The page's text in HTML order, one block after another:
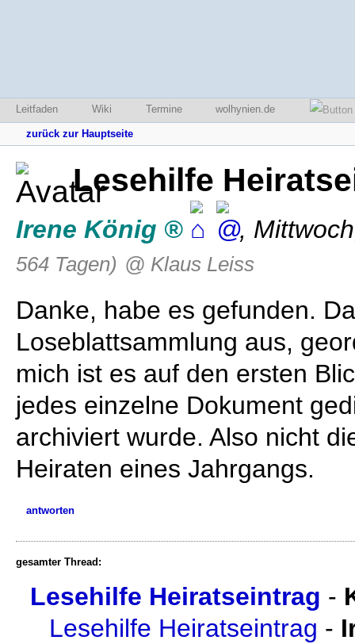
Leitfaden Wiki Termine wolhynien.de
zurück zur Hauptseite
Lesehilfe
Irene König ,
564 Tagen) @ Klaus Leiss
Danke, habe es gefunden.
Loseblattsammlung aus,
mich ist es auf den ersten
jedes einzelne Dokument
archiviert wurde. Also nicht
Heiraten eines Jahrgangs.
antworten
gesamter Thread:
Lesehilfe Heiratseintrag -
Lesehilfe Heiratseintrag -